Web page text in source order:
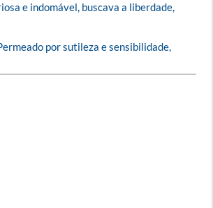
e indomável, buscava a liberdade,
por sutileza e sensibilidade,